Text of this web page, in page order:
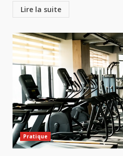
Lire la suite
Pratique